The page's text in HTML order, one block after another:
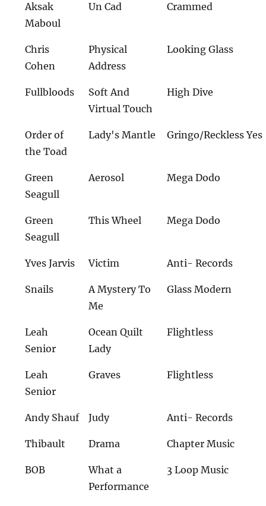
Aksak
Maboul
Un Cad Crammed
Chris
Cohen
Physical
Address
Looking Glass
Fullbloods
Soft And
Virtual Touch
High Dive
Order of
the Toad
Lady's Mantle Gringo/Reckless Yes
Green
Seagull
Aerosol Mega Dodo
Green
Seagull
This Wheel Mega Dodo
Yves Jarvis Victim Anti- Records
Snails
A Mystery To
Me
Glass Modern
Leah
Senior
Ocean Quilt
Lady
Flightless
Leah
Senior
Graves Flightless
Andy Shauf Judy Anti- Records
Thibault Drama Chapter Music
BOB
What a
Performance
3 Loop Music